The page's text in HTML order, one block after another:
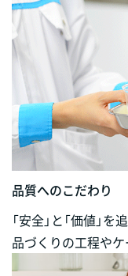
品質へのこだわり
「安全」と「価値」
品づくりの工程や